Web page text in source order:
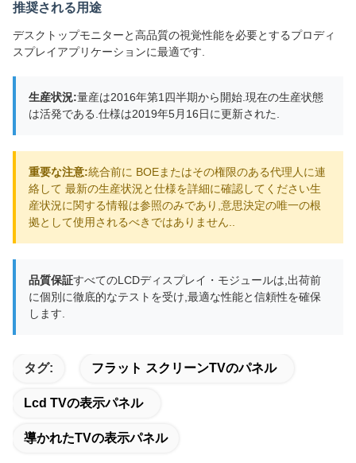
推奨される用途
デスクトップモニターと高品質の視覚性能を必要とするプロディ
スプレイアプリケーションに最適です.
生産状況:量産は2016年第1四半期から開始.現在の生産状態
は活発である.仕様は2019年5月16日に更新された.
重要な注意:統合前に BOEまたはその権限のある代理人に連
絡して 最新の生産状況と仕様を詳細に確認してください生
産状況に関する情報は参照のみであり,意思決定の唯一の根
拠として使用されるべきではありません..
品質保証すべてのLCDディスプレイ・モジュールは,出荷前
に個別に徹底的なテストを受け,最適な性能と信頼性を確保
します.
タグ: フラット スクリーンTVのパネル
Lcd TVの表示パネル
導かれたTVの表示パネル